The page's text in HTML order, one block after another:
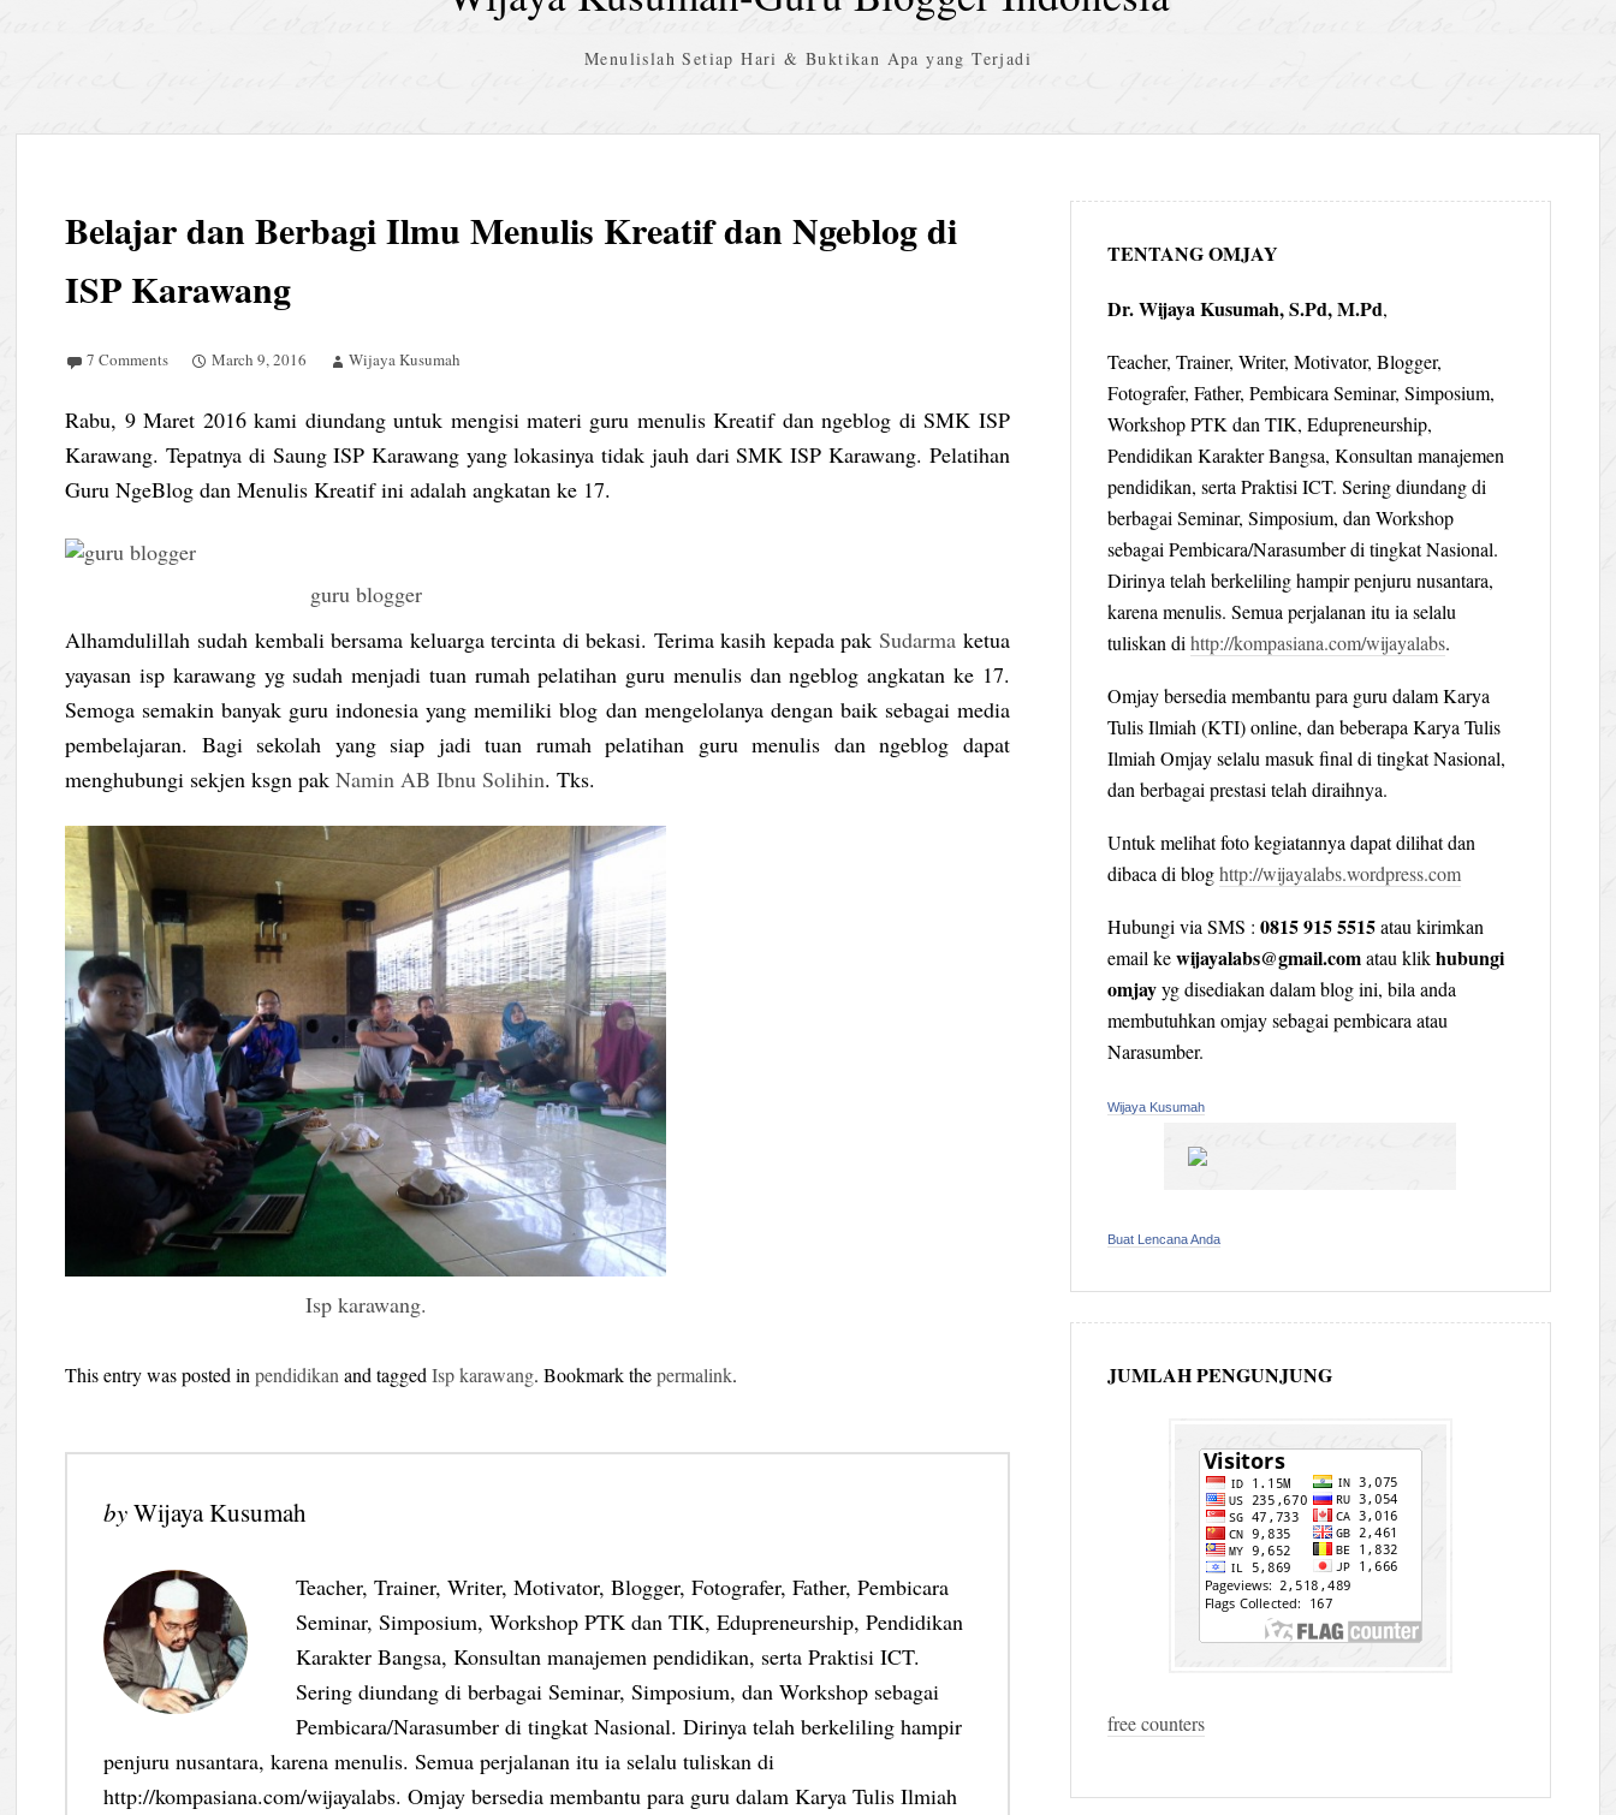
Menulislah Setiap Hari & Buktikan Apa yang Terjadi
Belajar dan Berbagi Ilmu Menulis Kreatif dan Ngeblog di
ISP Karawang
7 Comments March 9, 2016 Wijaya Kusumah
Rabu, 9 Maret 2016 kami diundang untuk mengisi materi guru menulis Kreatif dan ngeblog di SMK ISP
Karawang. Tepatnya di Saung ISP Karawang yang lokasinya tidak jauh dari SMK ISP Karawang. Pelatihan
Guru NgeBlog dan Menulis Kreatif ini adalah angkatan ke 17.
guru blogger
Alhamdulillah sudah kembali bersama keluarga tercinta di bekasi. Terima kasih kepada pak Sudarma ketua
yayasan isp karawang yg sudah menjadi tuan rumah pelatihan guru menulis dan ngeblog angkatan ke 17.
Semoga semakin banyak guru indonesia yang memiliki blog dan mengelolanya dengan baik sebagai media
pembelajaran. Bagi sekolah yang siap jadi tuan rumah pelatihan guru menulis dan ngeblog dapat
menghubungi sekjen ksgn pakNamin AB Ibnu Solihin. Tks.
Isp karawang.
This entry was posted inpendidikan and taggedIsp karawang. Bookmark thepermalink.
byWijaya Kusumah
Teacher, Trainer, Writer, Motivator, Blogger, Fotografer, Father, Pembicara
Seminar, Simposium, Workshop PTK dan TIK, Edupreneurship, Pendidikan
Karakter Bangsa, Konsultan manajemen pendidikan, serta Praktisi ICT.
Sering diundang di berbagai Seminar, Simposium, dan Workshop sebagai
Pembicara/Narasumber di tingkat Nasional. Dirinya telah berkeliling hampir
penjuru nusantara, karena menulis. Semua perjalanan itu ia selalu tuliskan di
http://kompasiana.com/wijayalabs. Omjay bersedia membantu para guru dalam Karya Tulis Ilmiah
TENTANG OMJAY
Dr. Wijaya Kusumah, S.Pd, M.Pd,
Teacher, Trainer, Writer, Motivator, Blogger,
Fotografer, Father, Pembicara Seminar, Simposium,
Workshop PTK dan TIK, Edupreneurship,
Pendidikan Karakter Bangsa, Konsultan manajemen
pendidikan, serta Praktisi ICT. Sering diundang di
berbagai Seminar, Simposium, dan Workshop
sebagai Pembicara/Narasumber di tingkat Nasional.
Dirinya telah berkeliling hampir penjuru nusantara,
karena menulis. Semua perjalanan itu ia selalu
tuliskan di http://kompasiana.com/wijayalabs.
Omjay bersedia membantu para guru dalam Karya
Tulis Ilmiah (KTI) online, dan beberapa Karya Tulis
Ilmiah Omjay selalu masuk final di tingkat Nasional,
dan berbagai prestasi telah diraihnya.
Untuk melihat foto kegiatannya dapat dilihat dan
dibaca di bloghttp://wijayalabs.wordpress.com
Hubungi via SMS : 0815 915 5515atau kirimkan
email kewijayalabs@gmail.comatau klikhubungi
omjayyg disediakan dalam blog ini, bila anda
membutuhkan omjay sebagai pembicara atau
Narasumber.
Wijaya Kusumah
Buat Lencana Anda
JUMLAH PENGUNJUNG
free counters